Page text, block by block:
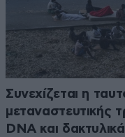
Συνεχίζεται η
μεταναστευτικής
DNA και